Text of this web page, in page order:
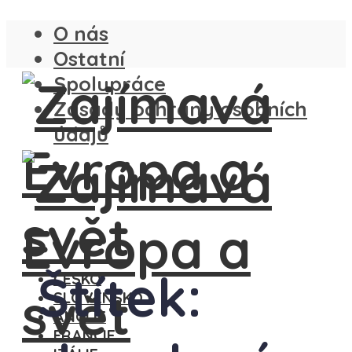
O nás
Ostatní
Spolupráce
Zásady ochrany osobních
údajů
ČESKO
SLOVENSKO
ANGLIE
FRANCIE
Štítek: